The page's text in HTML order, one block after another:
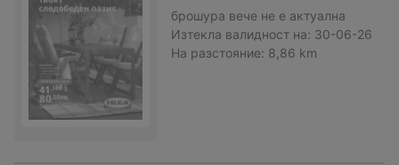
брошура вече не е актуална
Изтекла валидност на: 30-06-26
На разстояние: 8,86 km